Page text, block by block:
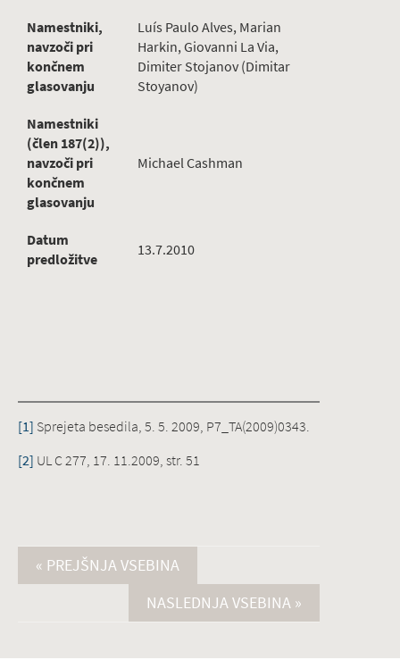
Namestniki,
navzoči pri
končnem
glasovanju
Luís Paulo Alves, Marian
Harkin, Giovanni La Via,
Dimiter Stojanov (Dimitar
Stoyanov)
Namestniki
(člen 187(2)),
navzoči pri
končnem
glasovanju
Michael Cashman
Datum
predložitve
13.7.2010
[1] Sprejeta besedila, 5. 5. 2009, P7_TA(2009)0343.
[2] UL C 277, 17. 11.2009, str. 51
« PREJŠNJA VSEBINA
NASLEDNJA VSEBINA »